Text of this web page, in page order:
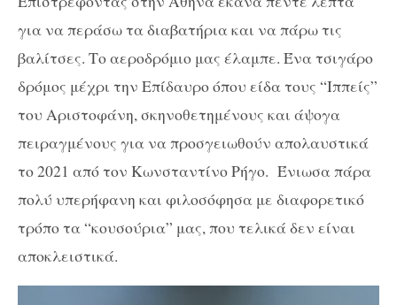
για να περάσω τα διαβατήρια και να πάρω τις
βαλίτσες. Το αεροδρόμιο μας έλαμπε. Ένα τσιγάρο
δρόμος μέχρι την Επίδαυρο όπου είδα τους “Ιππείς”
του Αριστοφάνη, σκηνοθετημένους και άψογα
πειραγμένους για να προσγειωθούν απολαυστικά
το 2021 από τον Κωνσταντίνο Ρήγο. Ένιωσα πάρα
πολύ υπερήφανη και φιλοσόφησα με διαφορετικό
τρόπο τα “κουσούρια” μας, που τελικά δεν είναι
αποκλειστικά.